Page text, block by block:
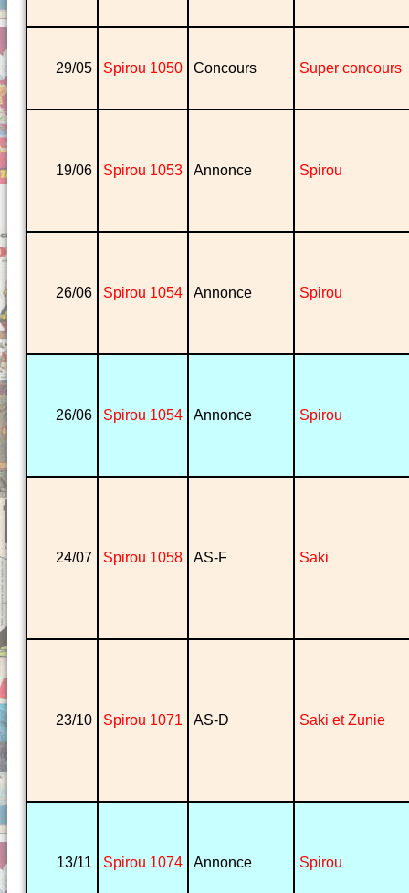
29/05 Spirou 1050 Concours Super concours
19/06 Spirou 1053 Annonce Spirou
26/06 Spirou 1054 Annonce Spirou
26/06 Spirou 1054 Annonce Spirou
24/07 Spirou 1058 AS-F Saki
23/10 Spirou 1071 AS-D Saki et Zunie
13/11 Spirou 1074 Annonce Spirou